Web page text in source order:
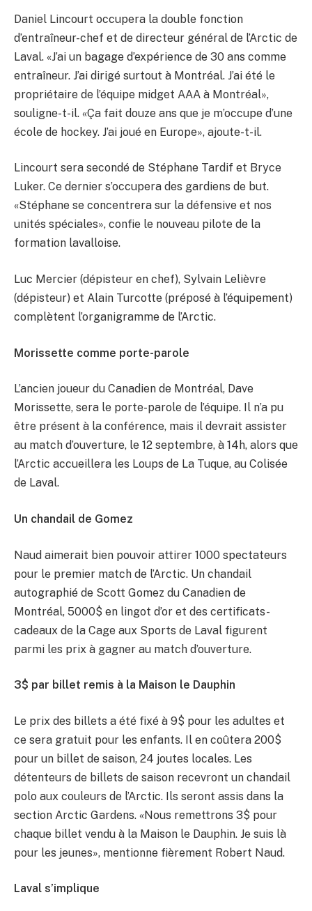
Daniel Lincourt occupera la double fonction
d’entraîneur-chef et de directeur général de l’Arctic de
Laval. «J’ai un bagage d’expérience de 30 ans comme
entraîneur. J’ai dirigé surtout à Montréal. J’ai été le
propriétaire de l’équipe midget AAA à Montréal»,
souligne-t-il. «Ça fait douze ans que je m’occupe d’une
école de hockey. J’ai joué en Europe», ajoute-t-il.
Lincourt sera secondé de Stéphane Tardif et Bryce
Luker. Ce dernier s’occupera des gardiens de but.
«Stéphane se concentrera sur la défensive et nos
unités spéciales», confie le nouveau pilote de la
formation lavalloise.
Luc Mercier (dépisteur en chef), Sylvain Lelièvre
(dépisteur) et Alain Turcotte (préposé à l’équipement)
complètent l’organigramme de l’Arctic.
Morissette comme porte-parole
L’ancien joueur du Canadien de Montréal, Dave
Morissette, sera le porte-parole de l’équipe. Il n’a pu
être présent à la conférence, mais il devrait assister
au match d’ouverture, le 12 septembre, à 14h, alors que
l’Arctic accueillera les Loups de La Tuque, au Colisée
de Laval.
Un chandail de Gomez
Naud aimerait bien pouvoir attirer 1000 spectateurs
pour le premier match de l’Arctic. Un chandail
autographié de Scott Gomez du Canadien de
Montréal, 5000$ en lingot d’or et des certificats-
cadeaux de la Cage aux Sports de Laval figurent
parmi les prix à gagner au match d’ouverture.
3$ par billet remis à la Maison le Dauphin
Le prix des billets a été fixé à 9$ pour les adultes et
ce sera gratuit pour les enfants. Il en coûtera 200$
pour un billet de saison, 24 joutes locales. Les
détenteurs de billets de saison recevront un chandail
polo aux couleurs de l’Arctic. Ils seront assis dans la
section Arctic Gardens. «Nous remettrons 3$ pour
chaque billet vendu à la Maison le Dauphin. Je suis là
pour les jeunes», mentionne fièrement Robert Naud.
Laval s’implique